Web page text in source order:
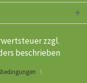
zzgl.
beschrieben